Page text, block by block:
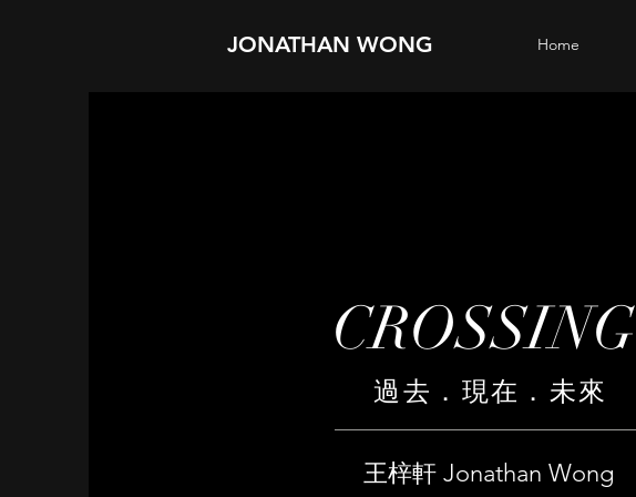
JONATHAN WONG Home
CROSSING
​過去．現在．未來
​王梓軒 Jonathan Wong